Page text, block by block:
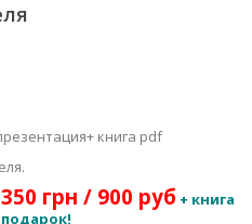
книга pdf
350 грн / 900 руб + книга
подарок!